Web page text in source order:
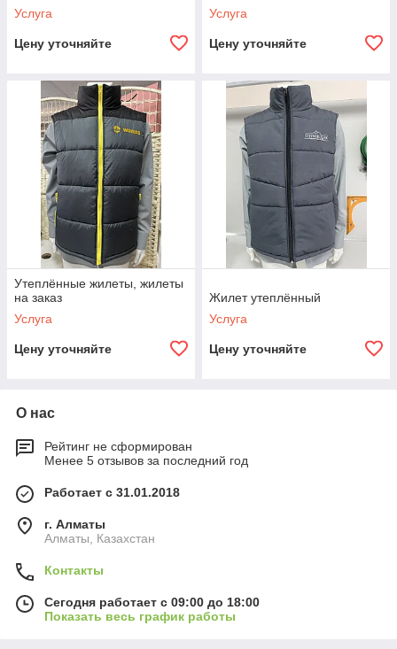
Услуга
Цену уточняйте
Услуга
Цену уточняйте
Утеплённые жилеты, жилеты
на заказ
Услуга
Цену уточняйте
Жилет утеплённый
Услуга
Цену уточняйте
О нас
Рейтинг не сформирован
Менее 5 отзывов за последний год
Работает с 31.01.2018
г. Алматы
Алматы, Казахстан
Контакты
Сегодня работает с 09:00 до 18:00
Показать весь график работы